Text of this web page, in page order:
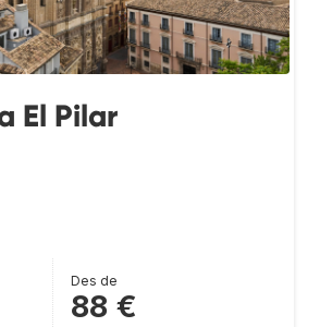
El Pilar
Des de
88 €